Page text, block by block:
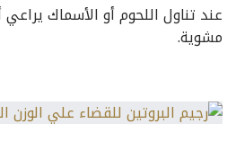
عند تناول اللحوم أو الأسماك
مشوية.